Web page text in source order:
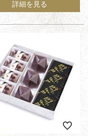
詳細を見る